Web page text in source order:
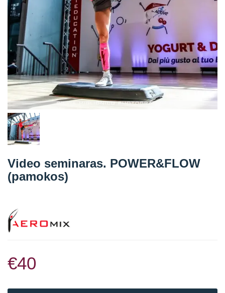
Straipsniai
Sėkmės istorijos
Atsiliepimai
Kontaktai
Video seminaras. POWER&FLOW
(pamokos)
€40